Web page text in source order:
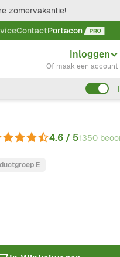
zomervakantie!
ContactPortacon
Inloggen
Of maak een account
4.6 / 51350
E